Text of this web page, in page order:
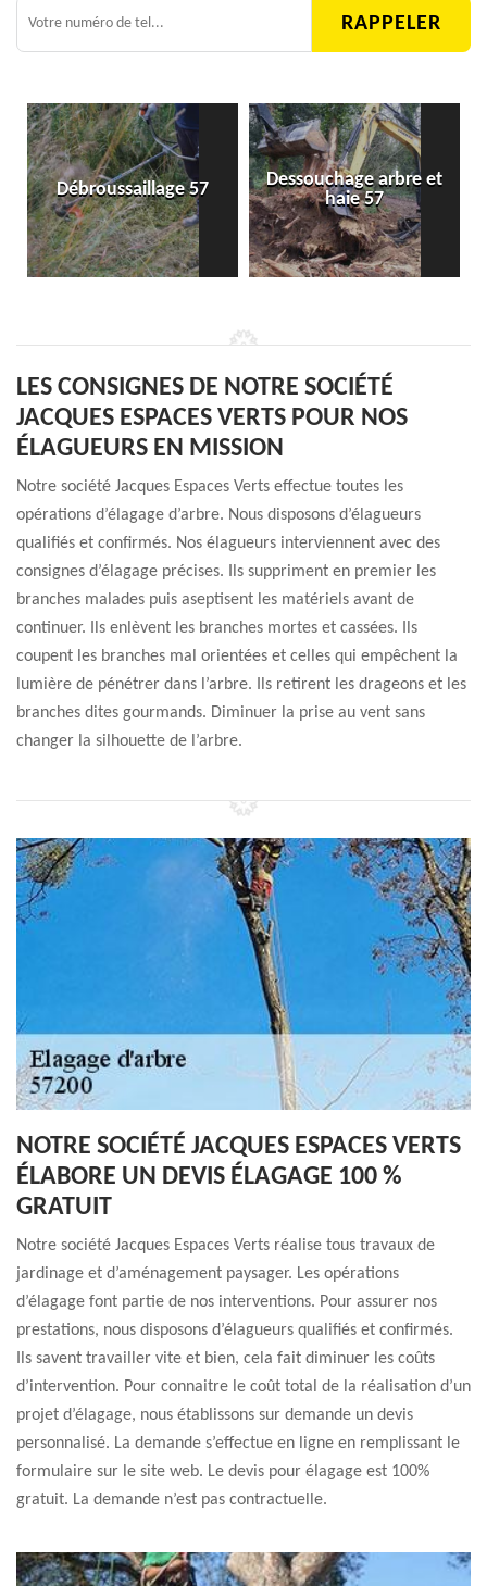
Débroussaillage 57
Dessouchage arbre et
haie 57
LES CONSIGNES DE NOTRE SOCIÉTÉ
JACQUES ESPACES VERTS POUR NOS
ÉLAGUEURS EN MISSION
Notre société Jacques Espaces Verts effectue toutes les
opérations d’élagage d’arbre. Nous disposons d’élagueurs
qualifiés et confirmés. Nos élagueurs interviennent avec des
consignes d’élagage précises. Ils suppriment en premier les
branches malades puis aseptisent les matériels avant de
continuer. Ils enlèvent les branches mortes et cassées. Ils
coupent les branches mal orientées et celles qui empêchent la
lumière de pénétrer dans l’arbre. Ils retirent les drageons et les
branches dites gourmands. Diminuer la prise au vent sans
changer la silhouette de l’arbre.
NOTRE SOCIÉTÉ JACQUES ESPACES VERTS
ÉLABORE UN DEVIS ÉLAGAGE 100 %
GRATUIT
Notre société Jacques Espaces Verts réalise tous travaux de
jardinage et d’aménagement paysager. Les opérations
d’élagage font partie de nos interventions. Pour assurer nos
prestations, nous disposons d’élagueurs qualifiés et confirmés.
Ils savent travailler vite et bien, cela fait diminuer les coûts
d’intervention. Pour connaitre le coût total de la réalisation d’un
projet d’élagage, nous établissons sur demande un devis
personnalisé. La demande s’effectue en ligne en remplissant le
formulaire sur le site web. Le devis pour élagage est 100%
gratuit. La demande n’est pas contractuelle.